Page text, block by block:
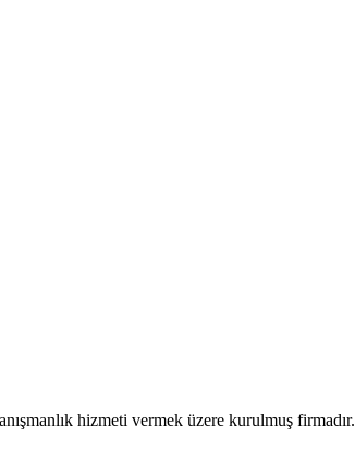
hizmeti vermek üzere kurulmuş firmadır.